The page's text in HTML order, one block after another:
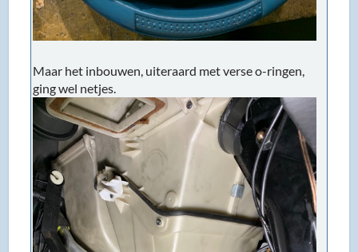
Maar het inbouwen, uiteraard met verse o-ringen,
ging wel netjes.